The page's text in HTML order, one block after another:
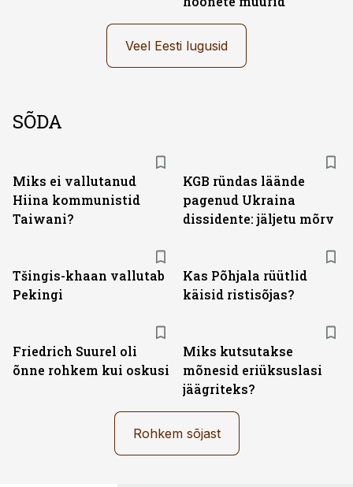
Veel Eesti lugusid
SÕDA
Miks ei vallutanud
Hiina kommunistid
Taiwani?
KGB ründas läände
pagenud Ukraina
dissidente: jäljetu mõrv
Tšingis-khaan vallutab
Pekingi
Kas Põhjala rüütlid
käisid ristisõjas?
Friedrich Suurel oli
õnne rohkem kui oskusi
Miks kutsutakse
mõnesid eriüksuslasi
jäägriteks?
Rohkem sõjast